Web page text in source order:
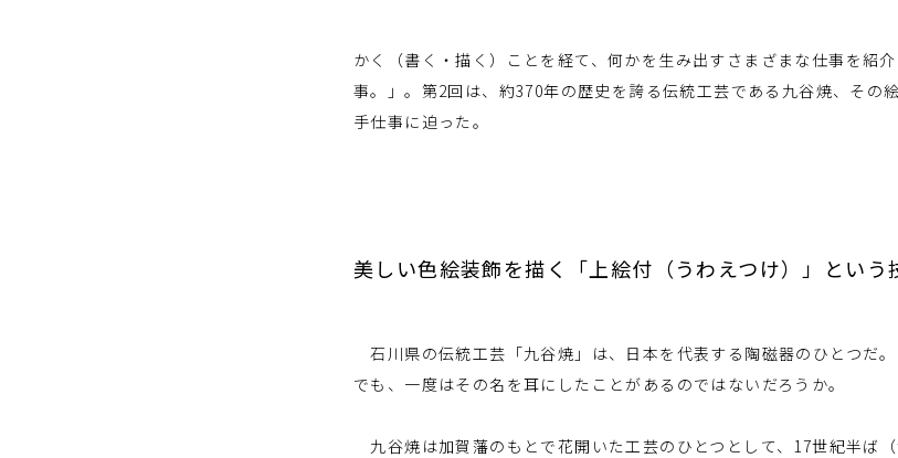
かく（書く・描く）ことを経て、何かを生み出すさまざまな仕事を紹
事。」。第2回は、約370年の歴史を誇る伝統工芸である九谷焼、その
手仕事に迫った。
美しい色絵装飾を描く「上絵付（うわえつけ）」という
石川県の伝統工芸「九谷焼」は、日本を代表する陶磁器のひとつだ
でも、一度はその名を耳にしたことがあるのではないだろうか。
九谷焼は加賀藩のもとで花開いた工芸のひとつとして、17世紀半ば